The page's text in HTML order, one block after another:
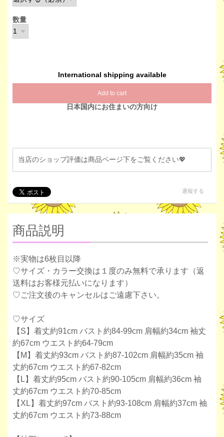
数量
International shipping available
Add to cart
日本国内にお住まいの方向け
当店のショップ評価は商品ページ下をご覧ください💖
通報する
商品説明
※実物は6枚目以降
♡サイズ・カラー交換は１度のみ無料で承ります（返
送料はお客様元払いになります）
♡ご注文後のキャンセルはご遠慮下さい。
♡サイズ
【S】着丈約91cm バスト約84-99cm 肩幅約34cm 袖丈
約67cm ウエスト約64-79cm
【M】着丈約93cm バスト約87-102cm 肩幅約35cm 袖
丈約67cm ウエスト約67-82cm
【L】着丈約95cm バスト約90-105cm 肩幅約36cm 袖
丈約67cm ウエスト約70-85cm
【XL】着丈約97cm バスト約93-108cm 肩幅約37cm 袖
丈約67cm ウエスト約73-88cm